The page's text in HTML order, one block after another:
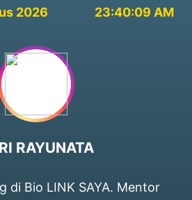
2026 23:40:09 AM
RAYUNATA
di Bio LINK SAYA. Mentor